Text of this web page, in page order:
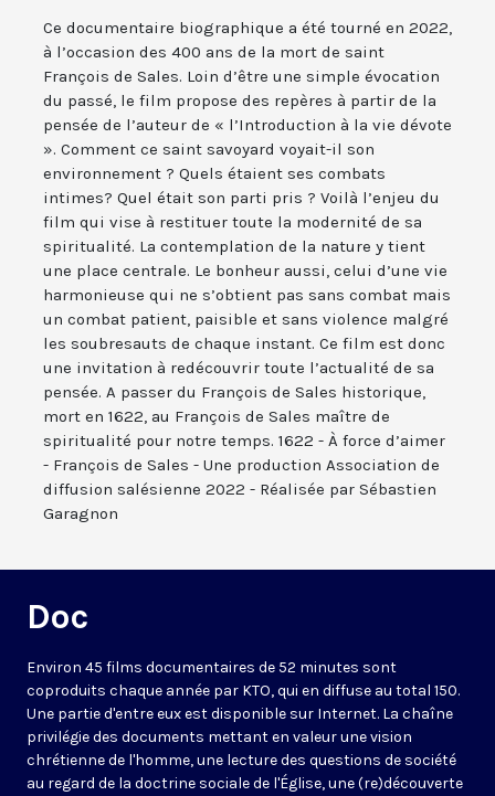
Ce documentaire biographique a été tourné en 2022,
à l’occasion des 400 ans de la mort de saint
François de Sales. Loin d’être une simple évocation
du passé, le film propose des repères à partir de la
pensée de l’auteur de « l’Introduction à la vie dévote
». Comment ce saint savoyard voyait-il son
environnement ? Quels étaient ses combats
intimes? Quel était son parti pris ? Voilà l’enjeu du
film qui vise à restituer toute la modernité de sa
spiritualité. La contemplation de la nature y tient
une place centrale. Le bonheur aussi, celui d’une vie
harmonieuse qui ne s’obtient pas sans combat mais
un combat patient, paisible et sans violence malgré
les soubresauts de chaque instant. Ce film est donc
une invitation à redécouvrir toute l’actualité de sa
pensée. A passer du François de Sales historique,
mort en 1622, au François de Sales maître de
spiritualité pour notre temps. 1622 - À force d’aimer
- François de Sales - Une production Association de
diffusion salésienne 2022 - Réalisée par Sébastien
Garagnon
Doc
Environ 45 films documentaires de 52 minutes sont
coproduits chaque année par KTO, qui en diffuse au total 150.
Une partie d'entre eux est disponible sur Internet. La chaîne
privilégie des documents mettant en valeur une vision
chrétienne de l'homme, une lecture des questions de société
au regard de la doctrine sociale de l'Église, une (re)découverte